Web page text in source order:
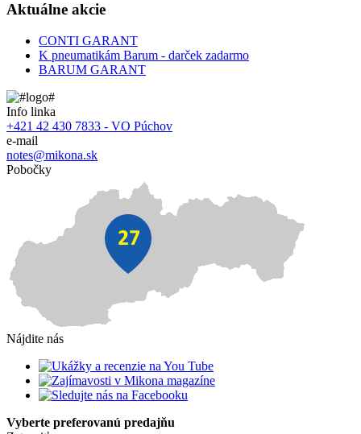
Aktuálne akcie
CONTI GARANT
K pneumatikám Barum - darček zadarmo
BARUM GARANT
Info linka
+421 42 430 7833 - VO Púchov
e-mail
notes@mikona.sk
Pobočky
Nájdite nás
Vyberte preferovanú predajňu